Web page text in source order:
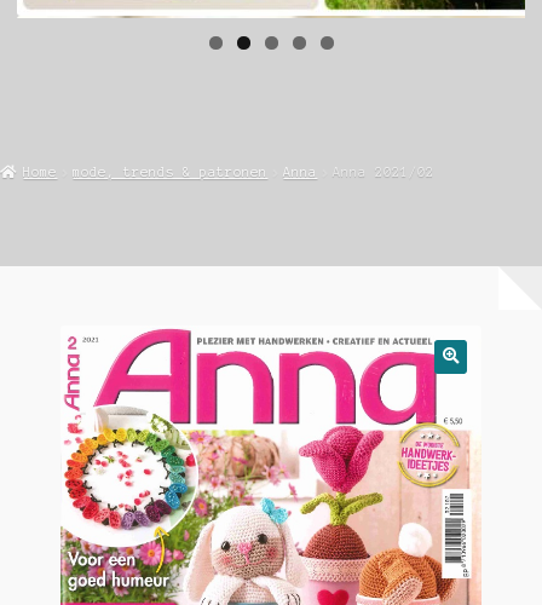
Home mode, trends & patronen Anna Anna 2021/02